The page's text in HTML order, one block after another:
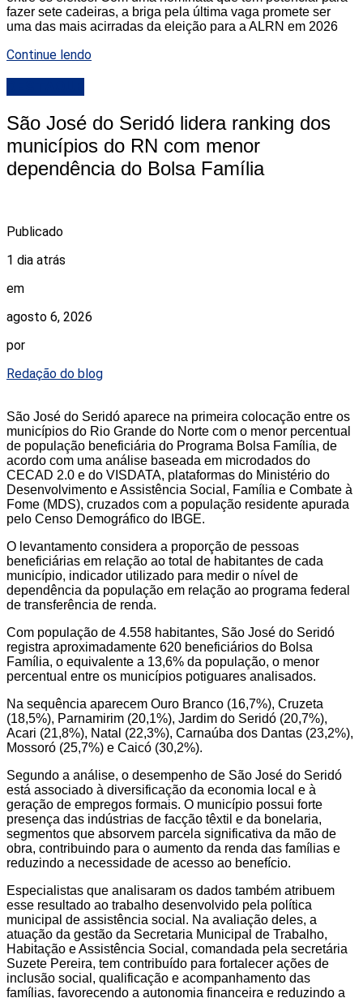
fazer sete cadeiras, a briga pela última vaga promete ser
uma das mais acirradas da eleição para a ALRN em 2026
Continue lendo
São José do Seridó lidera ranking dos
municípios do RN com menor
dependência do Bolsa Família
Publicado
1 dia atrás
em
agosto 6, 2026
por
Redação do blog
São José do Seridó aparece na primeira colocação entre os
municípios do Rio Grande do Norte com o menor percentual
de população beneficiária do Programa Bolsa Família, de
acordo com uma análise baseada em microdados do
CECAD 2.0 e do VISDATA, plataformas do Ministério do
Desenvolvimento e Assistência Social, Família e Combate à
Fome (MDS), cruzados com a população residente apurada
pelo Censo Demográfico do IBGE.
O levantamento considera a proporção de pessoas
beneficiárias em relação ao total de habitantes de cada
município, indicador utilizado para medir o nível de
dependência da população em relação ao programa federal
de transferência de renda.
Com população de 4.558 habitantes, São José do Seridó
registra aproximadamente 620 beneficiários do Bolsa
Família, o equivalente a 13,6% da população, o menor
percentual entre os municípios potiguares analisados.
Na sequência aparecem Ouro Branco (16,7%), Cruzeta
(18,5%), Parnamirim (20,1%), Jardim do Seridó (20,7%),
Acari (21,8%), Natal (22,3%), Carnaúba dos Dantas (23,2%),
Mossoró (25,7%) e Caicó (30,2%).
Segundo a análise, o desempenho de São José do Seridó
está associado à diversificação da economia local e à
geração de empregos formais. O município possui forte
presença das indústrias de facção têxtil e da bonelaria,
segmentos que absorvem parcela significativa da mão de
obra, contribuindo para o aumento da renda das famílias e
reduzindo a necessidade de acesso ao benefício.
Especialistas que analisaram os dados também atribuem
esse resultado ao trabalho desenvolvido pela política
municipal de assistência social. Na avaliação deles, a
atuação da gestão da Secretaria Municipal de Trabalho,
Habitação e Assistência Social, comandada pela secretária
Suzete Pereira, tem contribuído para fortalecer ações de
inclusão social, qualificação e acompanhamento das
famílias, favorecendo a autonomia financeira e reduzindo a